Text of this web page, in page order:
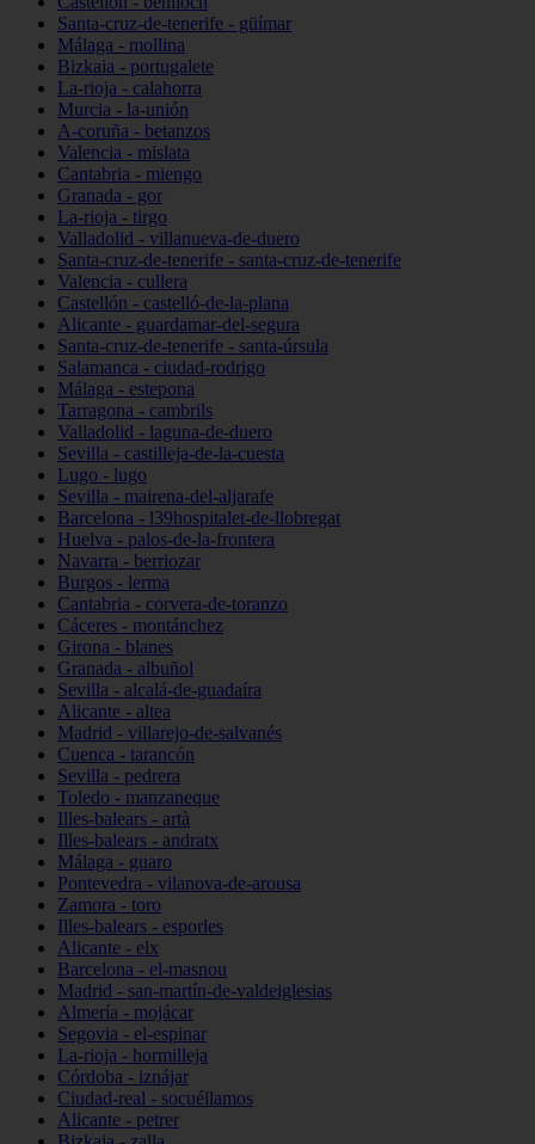
Santa-cruz-de-tenerife - güímar
Málaga - mollina
Bizkaia - portugalete
La-rioja - calahorra
Murcia - la-unión
A-coruña - betanzos
Valencia - mislata
Cantabria - miengo
Granada - gor
La-rioja - tirgo
Valladolid - villanueva-de-duero
Santa-cruz-de-tenerife - santa-cruz-de-tenerife
Valencia - cullera
Castellón - castelló-de-la-plana
Alicante - guardamar-del-segura
Santa-cruz-de-tenerife - santa-úrsula
Salamanca - ciudad-rodrigo
Málaga - estepona
Tarragona - cambrils
Valladolid - laguna-de-duero
Sevilla - castilleja-de-la-cuesta
Lugo - lugo
Sevilla - mairena-del-aljarafe
Barcelona - l39hospitalet-de-llobregat
Huelva - palos-de-la-frontera
Navarra - berriozar
Burgos - lerma
Cantabria - corvera-de-toranzo
Cáceres - montánchez
Girona - blanes
Granada - albuñol
Sevilla - alcalá-de-guadaíra
Alicante - altea
Madrid - villarejo-de-salvanés
Cuenca - tarancón
Sevilla - pedrera
Toledo - manzaneque
Illes-balears - artà
Illes-balears - andratx
Málaga - guaro
Pontevedra - vilanova-de-arousa
Zamora - toro
Illes-balears - esporles
Alicante - elx
Barcelona - el-masnou
Madrid - san-martín-de-valdeiglesias
Almería - mojácar
Segovia - el-espinar
La-rioja - hormilleja
Córdoba - iznájar
Ciudad-real - socuéllamos
Alicante - petrer